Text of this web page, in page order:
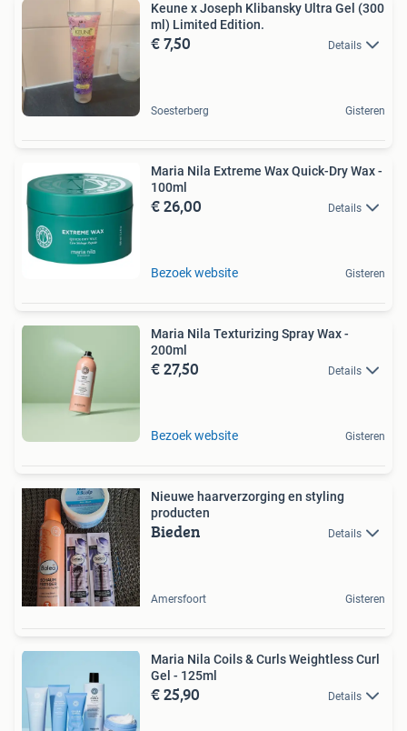
Keune x Joseph Klibansky Ultra Gel (300
ml) Limited Edition.
€ 7,50 Details
Soesterberg Gisteren
Maria Nila Extreme Wax Quick-Dry Wax -
100ml
€ 26,00 Details
Bezoek website Gisteren
Maria Nila Texturizing Spray Wax -
200ml
€ 27,50 Details
Bezoek website Gisteren
Nieuwe haarverzorging en styling
producten
Bieden Details
Amersfoort Gisteren
Maria Nila Coils & Curls Weightless Curl
Gel - 125ml
€ 25,90 Details